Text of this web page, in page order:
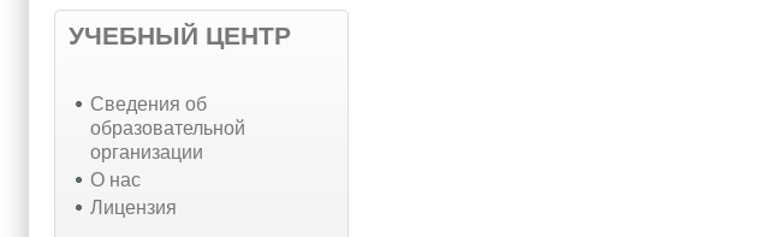
УЧЕБНЫЙ ЦЕНТР
Cведения об
образовательной
организации
О нас
Лицензия